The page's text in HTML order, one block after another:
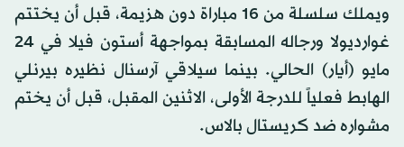
ويملك سلسلة من 16 مباراة دون هزيمة، قبل أن يختتم
غوارديولا ورجاله المسابقة بمواجهة أستون فيلا في 24
مايو (أيار) الحالي. بينما سيلاقي آرسنال نظيره بيرنلي
الهابط فعلياً للدرجة الأولى، الاثنين المقبل، قبل أن يختم
مشواره ضد كريستال بالاس.